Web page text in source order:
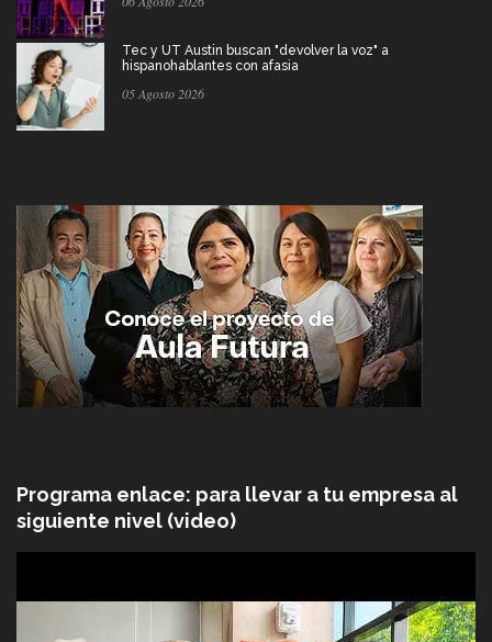
Tec y UT Austin buscan "devolver la voz" a
hispanohablantes con afasia
05 Agosto 2026
Programa enlace: para llevar a tu empresa al
siguiente nivel (video)